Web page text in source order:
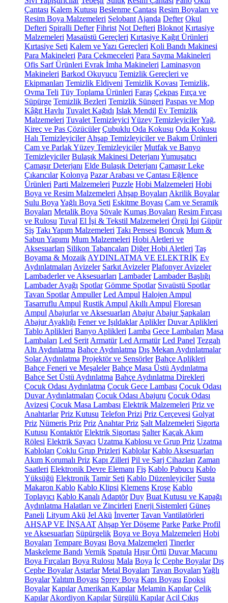
Çantası Kalem Kutusu Beslenme Çantası Resim Boyaları ve
Resim Boya Malzemeleri Selobant Ajanda Defter Okul
Defteri Spiralli Defter Fihrist Not Defteri Bloknot Kırtasiye
Malzemeleri Masaüstü Gereçleri Kırtasiye Kağıt Ürünleri
Kırtasiye Seti Kalem ve Yazı Gereçleri Koli Bandı Makinesi
Para Makineleri Para Çekmeceleri Para Sayma Makineleri
Ofis Sarf Ürünleri Evrak İmha Makineleri Laminasyon
Makineleri Barkod Okuyucu Temizlik Gereçleri ve
Ekipmanları Temizlik Eldiveni Temizlik Kovası Temizlik,
Ovma Teli Tüy Toplama Ürünleri Faraş Çekpas Fırça ve
Süpürge Temizlik Bezleri Temizlik Süngeri Paspas ve Mop
Kâğıt Havlu Tuvalet Kağıdı Islak Mendil Ev Temizlik
Malzemeleri Tuvalet Temizleyici Yüzey TemizleyicilerYağ,
Kireç ve Pas Çözücüler Çubuklu Oda Kokusu Oda Kokusu
Halı Temizleyiciler Ahşap Temizleyiciler ve Bakım Ürünleri
Cam ve Parlak Yüzey Temizleyiciler Mutfak ve Banyo
Temizleyiciler Bulaşık Makinesi Deterjanı Yumuşatıcı
Çamaşır Deterjanı Elde Bulaşık Deterjanı Çamaşır Leke
Çıkarıcılar Kolonya Pazar Arabası ve Çantası Eğlence
Ürünleri Parti Malzemeleri Puzzle Hobi Malzemeleri Hobi
Boya ve Resim Malzemeleri Ahşap Boyaları Akrilik Boyalar
Sulu Boya Yağlı Boya Seti Eskitme Boyası Cam ve Seramik
Boyaları Metalik Boya Şövale Kumaş Boyaları Resim Fırçası
ve Rulosu Tuval El İşi & Tekstil Malzemeleri Örgü İpi Güpür
Şiş Takı Yapım Malzemeleri Takı Pensesi Boncuk Mum &
Sabun Yapımı Mum Malzemeleri Hobi Aletleri ve
Aksesuarları Silikon Tabancaları Diğer Hobi Aletleri Taş
Boyama & Mozaik AYDINLATMA VE ELEKTRİK Ev
Aydınlatmaları Avizeler Sarkıt Avizeler Plafonyer Avizeler
Lambaderler ve Aksesuarları Lambader Lambader Başlığı
Lambader Ayağı Spotlar Gömme Spotlar Sıvaüstü Spotlar
Tavan Spotlar Ampuller Led Ampul Halojen Ampul
Tasarruflu Ampul Rustik Ampul Akıllı Ampul Floresan
Ampul Abajurlar ve Aksesuarları Abajur Abajur Şapkaları
Abajur Ayaklığı Fener ve Işıldaklar Aplikler Duvar Aplikleri
Tablo Aplikleri Banyo Aplikleri Lamba Gece Lambaları Masa
Lambaları Led Şerit Armatür Led Armatür Led Panel Tezgah
Altı Aydınlatma Bahçe Aydınlatma Dış Mekan Aydınlatmalar
Solar Aydınlatma Projektör ve Sensörler Bahçe Aplikleri
Bahçe Feneri ve Meşaleler Bahçe Masa Üstü Aydınlatma
Bahçe Set Üstü Aydınlatma Bahçe Aydınlatma Direkleri
Çocuk Odası Aydınlatma Çocuk Gece Lambası Çocuk Odası
Duvar Aydınlatmaları Çocuk Odası Abajuru Çocuk Odası
Avizesi Çocuk Masa Lambası Elektrik Malzemeleri Priz ve
Anahtarlar Priz Kutusu Telefon Prizi Priz Çerçevesi Golyat
Priz Nümeris Priz Priz Anahtar Priz Şalt Malzemeleri Sigorta
Kutusu Kontaktör Elektrik Sigortası Şalter Kaçak Akım
Rölesi Elektrik Sayacı Uzatma Kablosu ve Grup Priz Uzatma
Kabloları Çoklu Grup Prizleri Kablolar Kablo Aksesuarları
Akım Korumalı Priz Kapı Zilleri Pil ve Şarj Cihazları Zaman
Saatleri Elektronik Devre Elemanı Fiş Kablo Pabucu Kablo
Yüksüğü Elektronik Tamir Seti Kablo Düzenleyiciler Susta
Makaron Kablo Kablo Klipsi Klemens Kroşe Kablo
Toplayıcı Kablo Kanalı Adaptör Duy Buat Kutusu ve Kapağı
Aydınlatma Halatları ve Zincirleri Enerji Sistemleri Güneş
Paneli Lityum Akü Jel Akü İnverter Tavan Vantilatörleri
AHŞAP VE İNŞAAT Ahşap Yer Döşeme Parke Parke Profil
ve Aksesuarları Süpürgelik Boya ve Boya Malzemeleri Hobi
Boyaları Tempare Boyası Boya Malzemeleri Tinerler
Maskeleme Bandı Vernik Spatula Hışır Örtü Duvar Macunu
Boya Fırçaları Boya Rulosu Mala Boya İç Cephe Boyalar Dış
Cephe Boyalar Astarlar Metal Boyaları Tavan Boyaları Yağlı
BoyalarYalıtım Boyası Sprey Boya Kapı Boyası Epoksi
Boyalar Kapılar Amerikan Kapılar Melamin Kapılar Çelik
Kapılar Akordiyon Kapılar Sürgülü Kapılar Acil Çıkış